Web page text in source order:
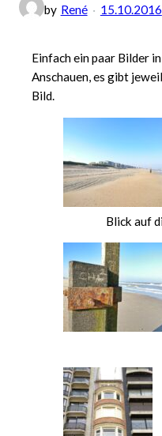
by René 15.10.2016
Einfach ein paar Bilder
Anschauen, es gibt
Bild.
Blick auf